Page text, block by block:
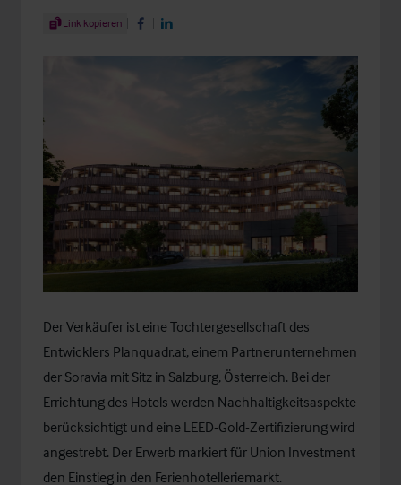
Share Article
Link kopieren Share on Facebook
Share on LinkedIn
Der Verkäufer ist eine Tochtergesellschaft des
Entwicklers Planquadr.at, einem Partnerunternehmen
der Soravia mit Sitz in Salzburg, Österreich. Bei der
Errichtung des Hotels werden Nachhaltigkeitsaspekte
berücksichtigt und eine LEED-Gold-Zertifizierung wird
angestrebt. Der Erwerb markiert für Union Investment
den Einstieg in den Ferienhotelleriemarkt.